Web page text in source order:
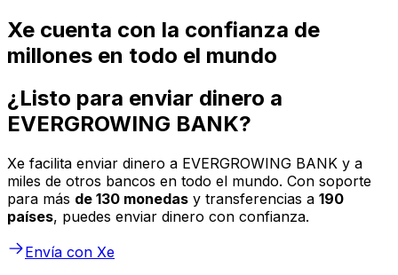
Xe cuenta con la confianza de
millones en todo el mundo
¿Listo para enviar dinero a
EVERGROWING BANK?
Xe facilita enviar dinero a EVERGROWING BANK y a
miles de otros bancos en todo el mundo. Con soporte
para más de 130 monedas y transferencias a 190
países, puedes enviar dinero con confianza.
Envía con Xe